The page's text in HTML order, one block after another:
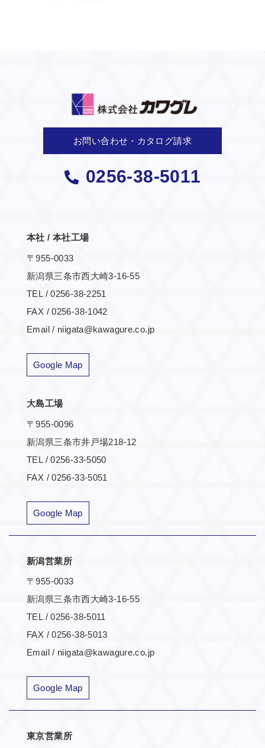
お問い合わせ・カタログ請求
0256-38-5011
本社 / 本社工場
〒955-0033
新潟県三条市西大崎3-16-55
TEL / 0256-38-2251
FAX / 0256-38-1042
Email / niigata@kawagure.co.jp
Google Map
大島工場
〒955-0096
新潟県三条市井戸場218-12
TEL / 0256-33-5050
FAX / 0256-33-5051
Google Map
新潟営業所
〒955-0033
新潟県三条市西大崎3-16-55
TEL / 0256-38-5011
FAX / 0256-38-5013
Email / niigata@kawagure.co.jp
Google Map
東京営業所